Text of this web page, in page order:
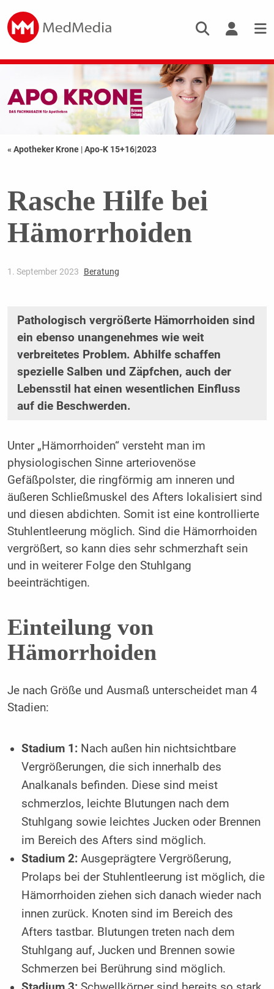
« Apotheker Krone |Apo-K 15+16|2023
Rasche Hilfe bei
Hämorrhoiden
1. September 2023 Beratung
Pathologisch vergrößerte Hämorrhoiden sind
ein ebenso unangenehmes wie weit
verbreitetes Problem. Abhilfe schaffen
spezielle Salben und Zäpfchen, auch der
Lebensstil hat einen wesentlichen Einfluss
auf die Beschwerden.
Unter „Hämorrhoiden“ versteht man im
physiologischen Sinne arteriovenöse
Gefäßpolster, die ringförmig am inneren und
äußeren Schließmuskel des Afters lokalisiert sind
und diesen abdichten. Somit ist eine kontrollierte
Stuhlentleerung möglich. Sind die Hämorrhoiden
vergrößert, so kann dies sehr schmerzhaft sein
und in weiterer Folge den Stuhlgang
beeinträchtigen.
Einteilung von
Hämorrhoiden
Je nach Größe und Ausmaß unterscheidet man 4
Stadien:
Stadium 1: Nach außen hin nichtsichtbare
Vergrößerungen, die sich innerhalb des
Analkanals befinden. Diese sind meist
schmerzlos, leichte Blutungen nach dem
Stuhlgang sowie leichtes Jucken oder Brennen
im Bereich des Afters sind möglich.
Stadium 2: Ausgeprägtere Vergrößerung,
Prolaps bei der Stuhlentleerung ist möglich, die
Hämorrhoiden ziehen sich danach wieder nach
innen zurück. Knoten sind im Bereich des
Afters tastbar. Blutungen treten nach dem
Stuhlgang auf, Jucken und Brennen sowie
Schmerzen bei Berührung sind möglich.